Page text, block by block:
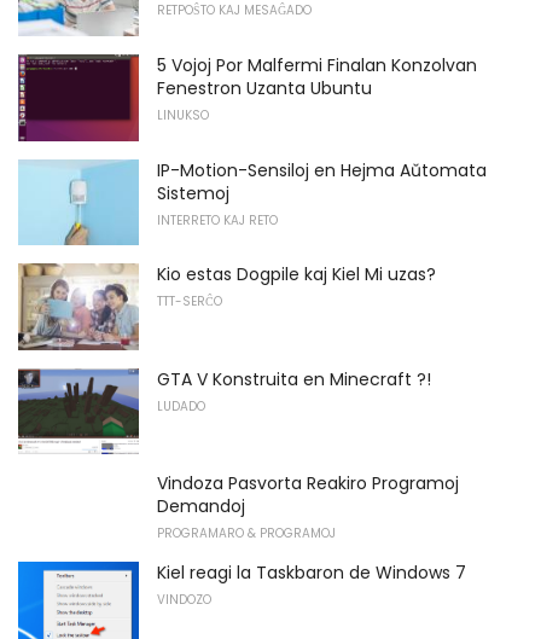
RETPOŜTO KAJ MESAĜADO
5 Vojoj Por Malfermi Finalan Konzolvan
Fenestron Uzanta Ubuntu
LINUKSO
IP-Motion-Sensiloj en Hejma Aŭtomata
Sistemoj
INTERRETO KAJ RETO
Kio estas Dogpile kaj Kiel Mi uzas?
TTT-SERĈO
GTA V Konstruita en Minecraft ?!
LUDADO
Vindoza Pasvorta Reakiro Programoj
Demandoj
PROGRAMARO & PROGRAMOJ
Kiel reagi la Taskbaron de Windows 7
VINDOZO